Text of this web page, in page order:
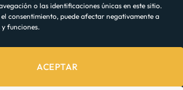
o las identificaciones únicas en este sitio.
consentimiento, puede afectar negativamente a
funciones.
ACEPTAR
importante mencionar algunos
saber sobre cómo proceder
en Portugal, según
experiencia.